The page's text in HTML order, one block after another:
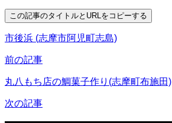
この記事のタイトルとURLをコピーする
市後浜 (志摩市阿児町志島)
前の記事
丸八もち店の鯛菓子作り(志摩町布施田)
次の記事